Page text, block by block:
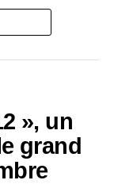
», un
grand